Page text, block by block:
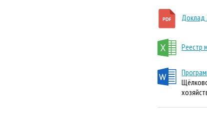
Доклад
Реестр